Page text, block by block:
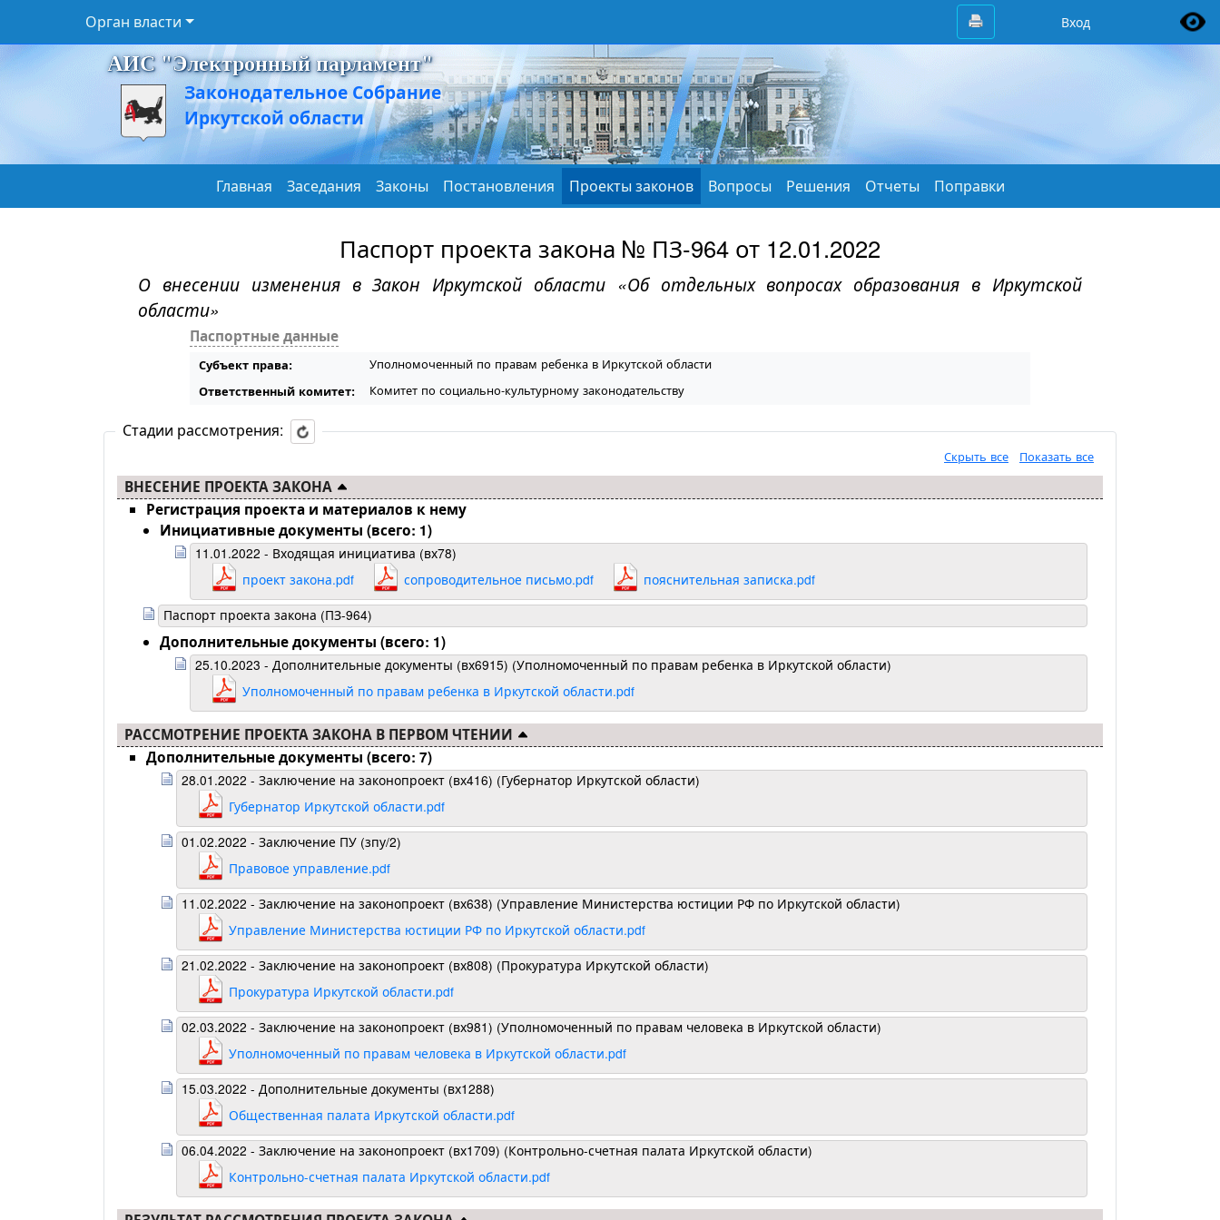
Орган власти Вход
АИС "Электронный парламент"
Законодательное Собрание
Иркутской области
Главная Заседания Законы Постановления Проекты законов Вопросы Решения Отчеты Поправки
Паспорт проекта закона № ПЗ-964 от 12.01.2022
О внесении изменения в Закон Иркутской области «Об отдельных вопросах образования в Иркутской
области»
Паспортные данные
Субъект права: Уполномоченный по правам ребенка в Иркутской области
Ответственный комитет: Комитет по социально-культурному законодательству
Стадии рассмотрения:
Скрыть все Показать все
ВНЕСЕНИЕ ПРОЕКТА ЗАКОНА
Регистрация проекта и материалов к нему
Инициативные документы (всего: 1)
11.01.2022 - Входящая инициатива (вх78)
проект закона.pdf
сопроводительное письмо.pdf
пояснительная записка.pdf
Паспорт проекта закона (ПЗ-964)
Дополнительные документы (всего: 1)
25.10.2023 - Дополнительные документы (вх6915) (Уполномоченный по правам ребенка в Иркутской области)
Уполномоченный по правам ребенка в Иркутской области.pdf
РАССМОТРЕНИЕ ПРОЕКТА ЗАКОНА В ПЕРВОМ ЧТЕНИИ
Дополнительные документы (всего: 7)
28.01.2022 - Заключение на законопроект (вх416) (Губернатор Иркутской области)
Губернатор Иркутской области.pdf
01.02.2022 - Заключение ПУ (зпу/2)
Правовое управление.pdf
11.02.2022 - Заключение на законопроект (вх638) (Управление Министерства юстиции РФ по Иркутской области)
Управление Министерства юстиции РФ по Иркутской области.pdf
21.02.2022 - Заключение на законопроект (вх808) (Прокуратура Иркутской области)
Прокуратура Иркутской области.pdf
02.03.2022 - Заключение на законопроект (вх981) (Уполномоченный по правам человека в Иркутской области)
Уполномоченный по правам человека в Иркутской области.pdf
15.03.2022 - Дополнительные документы (вх1288)
Общественная палата Иркутской области.pdf
06.04.2022 - Заключение на законопроект (вх1709) (Контрольно-счетная палата Иркутской области)
Контрольно-счетная палата Иркутской области.pdf